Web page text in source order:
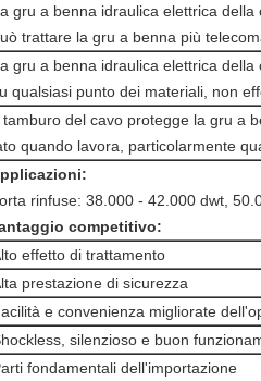
gru a benna idraulica elettrica
trattare la gru a benna più
gru a benna idraulica elettrica
qualsiasi punto dei materiali, non
tamburo del cavo protegge la gru a
quando lavora, particolarmente
rinfuse: 38.000 - 42.000 dwt,
competitivo:
effetto di trattamento
prestazione di sicurezza
e convenienza migliorate
silenzioso e buon
fondamentali dell'importazione